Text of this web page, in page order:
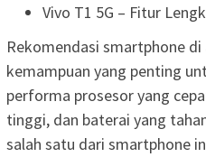
Vivo T1 5G – Fitur
Rekomendasi smartphone
kemampuan yang penting
performa prosesor yang
tinggi, dan baterai yang
salah satu dari smartphone